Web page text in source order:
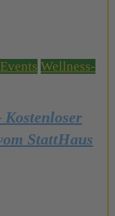
Wellness-
Kostenloser
StattHaus